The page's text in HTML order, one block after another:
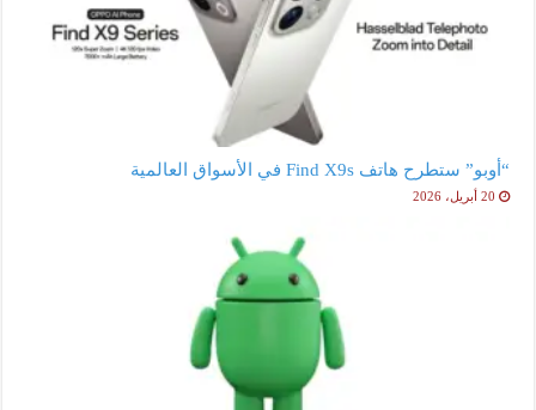
“أوبو” ستطرح هاتف Find X9s في الأسواق العالمية
20 أبريل، 2026